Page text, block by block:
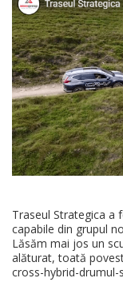
Traseul Strategica a
capabile din grupul
Lăsăm mai jos un
alăturat, toată
cross-hybrid-